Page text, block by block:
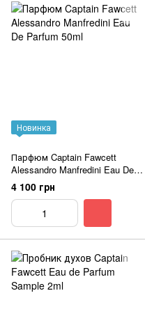
Новинка
Парфюм Captain Fawcett
Alessandro Manfredini Eau De
Parfum 50ml
4 100 грн